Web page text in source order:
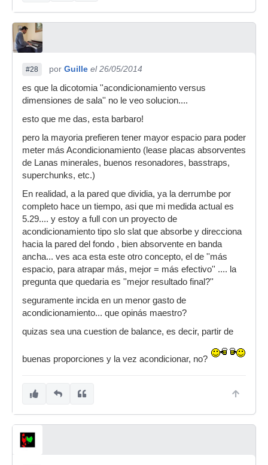
#28 por Guille el 26/05/2014
es que la dicotomia ''acondicionamiento versus
dimensiones de sala'' no le veo solucion....
esto que me das, esta barbaro!
pero la mayoria prefieren tener mayor espacio para poder
meter más Acondicionamiento (lease placas absorventes
de Lanas minerales, buenos resonadores, basstraps,
superchunks, etc.)
En realidad, a la pared que dividia, ya la derrumbe por
completo hace un tiempo, asi que mi medida actual es
5.29.... y estoy a full con un proyecto de
acondicionamiento tipo slo slat que absorbe y direcciona
hacia la pared del fondo , bien absorvente en banda
ancha... ves aca esta este otro concepto, el de ''más
espacio, para atrapar más, mejor = más efectivo'' .... la
pregunta que quedaria es ''mejor resultado final?''
seguramente incida en un menor gasto de
acondicionamiento... que opinás maestro?
quizas sea una cuestion de balance, es decir, partir de
buenas proporciones y la vez acondicionar, no?